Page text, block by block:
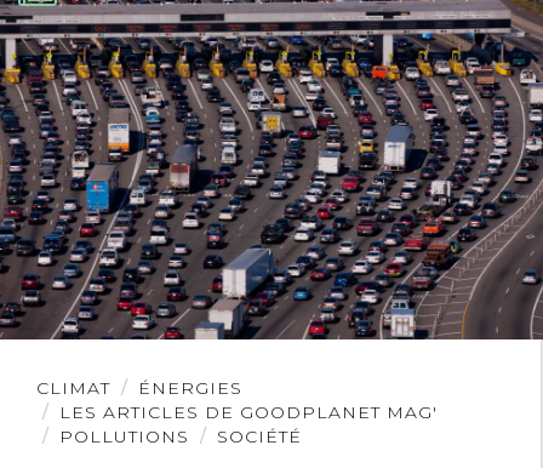
CLIMAT
ÉNERGIES
LES ARTICLES DE GOODPLANET MAG'
POLLUTIONS
SOCIÉTÉ
Lire
l'article